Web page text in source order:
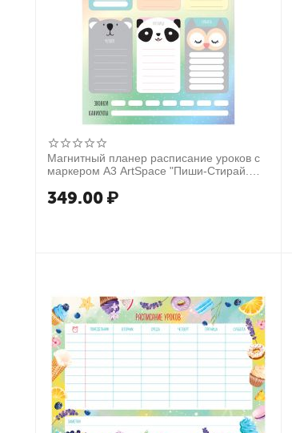
Магнитный планер расписание уроков с
маркером А3 ArtSpace "Пиши-Стирай.
349.00 ₽